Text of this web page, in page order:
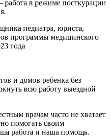
работа в режиме посткурации
педиатра, юриста,
программы медицинского
года
и домов ребенка без
всю работу выездной
врачам часто не хватает
помогать своим
работа и наша помощь.